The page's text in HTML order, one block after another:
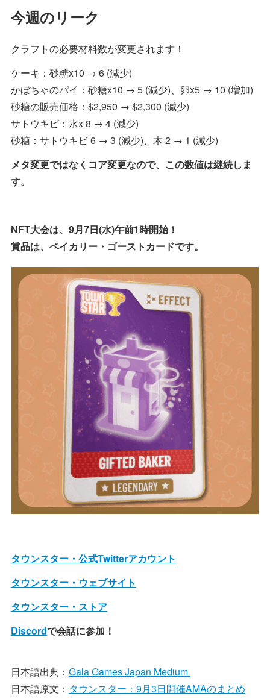
今週のリーク
クラフトの必要材料数が変更されます！
ケーキ：砂糖x10 → 6 (減少)
かぼちゃのパイ：砂糖x10 → 5 (減少)、卵x5 → 10 (増加)
砂糖の販売価格：$2,950 → $2,300 (減少)
サトウキビ：水x 8 → 4 (減少)
砂糖：サトウキビ 6 → 3 (減少)、木 2 → 1 (減少)
メタ変更ではなくコア変更なので、この数値は継続しま
す。
NFT大会は、9月7日(水)午前1時開始！
賞品は、ベイカリー・ゴーストカードです。
タウンスター・公式Twitterアカウント
タウンスター・ウェブサイト
タウンスター・ストア
Discordで会話に参加！
日本語出典： Gala Games Japan Medium
日本語原文： タウンスター：9月3日開催AMAのまとめ